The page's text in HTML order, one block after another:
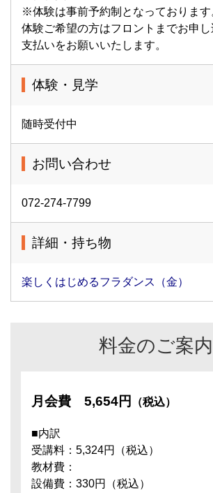
※体験は事前予約制となっております
体験ご希望の方はフロントまでお申
支払いをお願いいたします。
体験・見学
随時受付中
お問い合わせ
072-274-7799
詳細・持ち物
楽しくはじめるフラダンス（金）
料金のご案内
月会費 5,654円 （税込）
■内訳
受講料：5,324円（税込）
教材費：
設備費：330円（税込）